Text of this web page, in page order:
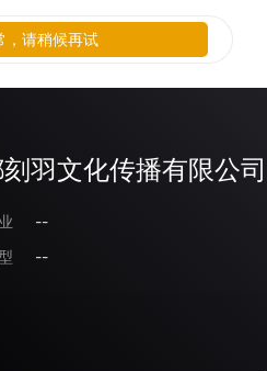
羽文化传播有限公司
--
--
，请稍候再试